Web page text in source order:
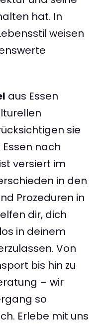
hat. In
weisen
aus Essen
sie
nach
versiert im
in den
Prozeduren in
dir, dich
in deinem
Von
bis hin zu
– wir
so
Erlebe mit uns